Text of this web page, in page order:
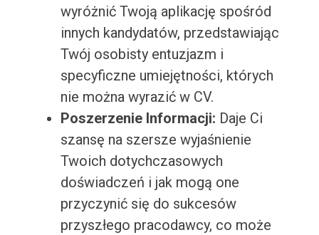
wyróżnić Twoją aplikację spośród
innych kandydatów, przedstawiając
Twój osobisty entuzjazm i
specyficzne umiejętności, których
nie można wyrazić w CV.
Poszerzenie Informacji: Daje Ci
szansę na szersze wyjaśnienie
Twoich dotychczasowych
doświadczeń i jak mogą one
przyczynić się do sukcesów
przyszłego pracodawcy, co może